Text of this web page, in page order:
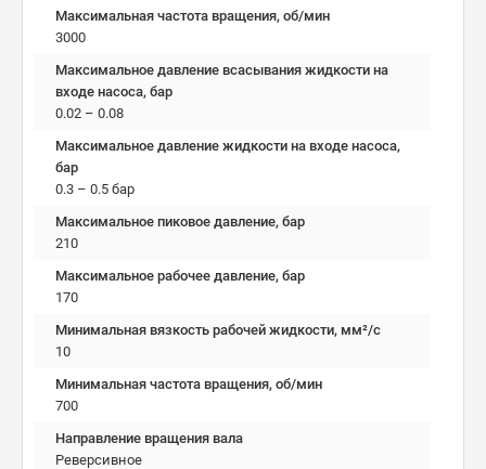
Максимальная частота вращения, об/мин
3000
Максимальное давление всасывания жидкости на
входе насоса, бар
0.02 – 0.08
Максимальное давление жидкости на входе насоса,
бар
0.3 – 0.5 бар
Максимальное пиковое давление, бар
210
Максимальное рабочее давление, бар
170
Минимальная вязкость рабочей жидкости, мм²/c
10
Минимальная частота вращения, об/мин
700
Направление вращения вала
Реверсивное